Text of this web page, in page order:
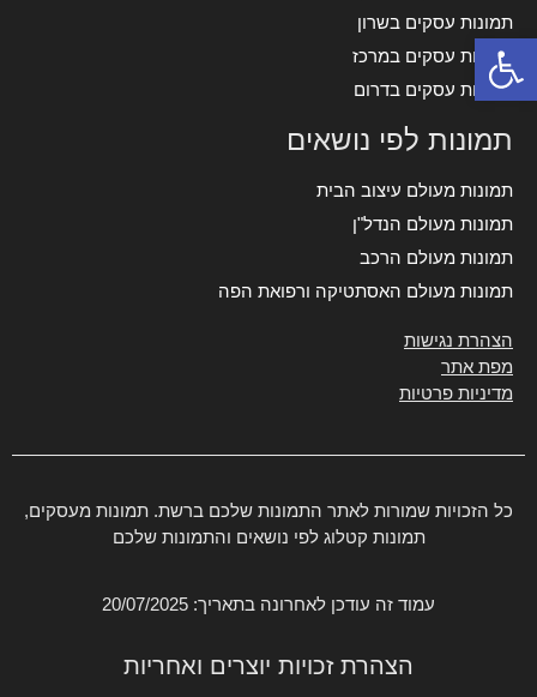
תמונות עסקים בשרון
תמונות עסקים במרכז
תמונות עסקים בדרום
תמונות לפי נושאים
תמונות מעולם עיצוב הבית
תמונות מעולם הנדל"ן
תמונות מעולם הרכב
תמונות מעולם האסתטיקה ורפואת הפה
הצהרת נגישות
מפת אתר
מדיניות פרטיות
כל הזכויות שמורות לאתר התמונות שלכם ברשת. תמונות מעסקים,
תמונות קטלוג לפי נושאים והתמונות שלכם
עמוד זה עודכן לאחרונה בתאריך: 20/07/2025
הצהרת זכויות יוצרים ואחריות
פתח סרגל נגישות